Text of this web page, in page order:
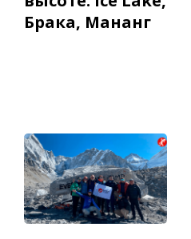
Брака, Мананг